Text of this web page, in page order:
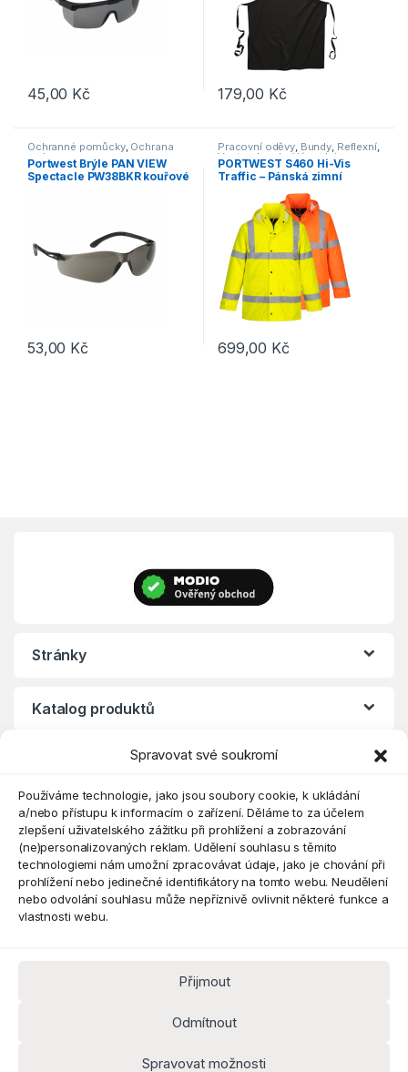
Spravovat své soukromí
Používáme technologie, jako jsou soubory cookie, k ukládání
a/nebo přístupu k informacím o zařízení. Děláme to za účelem
zlepšení uživatelského zážitku při prohlížení a zobrazování
(ne)personalizovaných reklam. Udělení souhlasu s těmito
technologiemi nám umožní zpracovávat údaje, jako je chování při
prohlížení nebo jedinečné identifikátory na tomto webu. Neudělení
nebo odvolání souhlasu může nepříznivě ovlivnit některé funkce a
vlastnosti webu.
Přijmout
Odmítnout
Spravovat možnosti
45,00 Kč 179,00 Kč
Tento produkt má více
Ochranné pomůcky, Ochrana
zraku
Portwest Brýle PAN VIEW
Spectacle PW38BKR kouřové
53,00 Kč
Pracovní oděvy, Bundy, Reflexní,
Vesty a bundy,Výprodej
PORTWEST S460 Hi-Vis
Traffic – Pánská zimní
699,00 Kč
Stránky
Katalog produktů
Máte dotaz? Kontaktujte nás
k.cz
Kancelář 8:30 - 16:00